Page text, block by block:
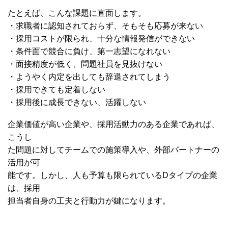
たとえば、こんな課題に直面します。
・求職者に認知されておらず、そもそも応募が来ない
・採用コストが限られ、十分な情報発信ができない
・条件面で競合に負け、第一志望になれない
・面接精度が低く、問題社員を見抜けない
・ようやく内定を出しても辞退されてしまう
・採用できても定着しない
・採用後に成長できない、活躍しない
企業価値が高い企業や、採用活動力のある企業であれば、
こうし
た問題に対してチームでの施策導入や、外部パートナーの
活用が可
能です。しかし、人も予算も限られているDタイプの企業
は、採用
担当者自身の工夫と行動力が鍵になります。